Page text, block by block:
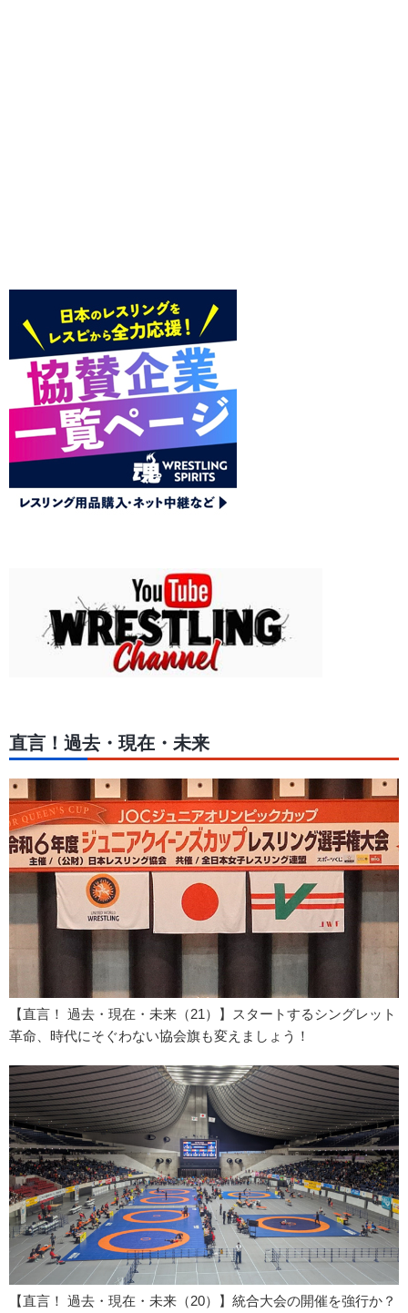
直言！過去・現在・未来
【直言！ 過去・現在・未来（21）】スタートするシングレット
革命、時代にそぐわない協会旗も変えましょう！
【直言！ 過去・現在・未来（20）】統合大会の開催を強行か？